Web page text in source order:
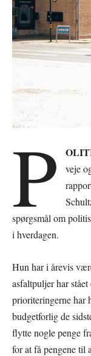
P
veje
spørgsmål om
i hverdagen.
Hun har i årevis
asfaltpuljer har
prioriteringerne har
budgetforlig de
flytte nogle penge
for at få pengene